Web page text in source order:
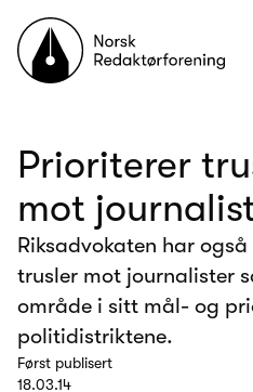
Til forsiden
Prioriterer
mot
Riksadvokaten har
trusler mot journalister
område i sitt mål- og
politidistriktene.
Først publisert
18.03.14